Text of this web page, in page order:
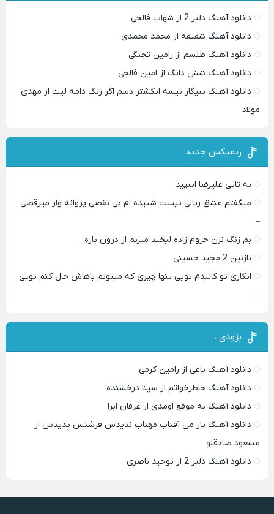
دانلود آهنگ دلبر 2 از شهاب فالجی
دانلود آهنگ شقیقه از محمد محمدی
دانلود آهنگ طلسم از رامین تجنگی
دانلود آهنگ شش دانگ از امین فالجی
دانلود آهنگ سیگار بیسه انگشتر دسم اگر زنگ دامه لیت از مهدی
مولاد
ریمیکس جدید
نه تایی علیرضا اسپید
میگفتم عشق ریالی نیست شنیده ام بی نقصی پروانه وار میرقصی
–
بم زنگ نزن حروم زاده لبخند میزنم از درون پاره –
نازنین 2 مجید حسینی
انگاری تو کالبدم تویی تنها چیزی که میتونم باهاش حال کنم تویی
–
بزودی…
دانلود آهنگ یاغی از رامین کرمی
دانلود آهنگ خاطرخواتم از سینا درخشنده
دانلود آهنگ به موقع اومدی از عرفان ابرا
دانلود آهنگ یار من آفتاب مهتاب ندیدس فرشتس پدیدس از
مسعود صادقلو
دانلود آهنگ دلبر 2 از توحید ناصری